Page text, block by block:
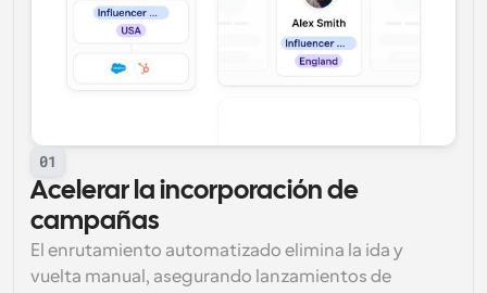
01
Acelerar la incorporación de
campañas
El enrutamiento automatizado elimina la ida y
vuelta manual, asegurando lanzamientos de